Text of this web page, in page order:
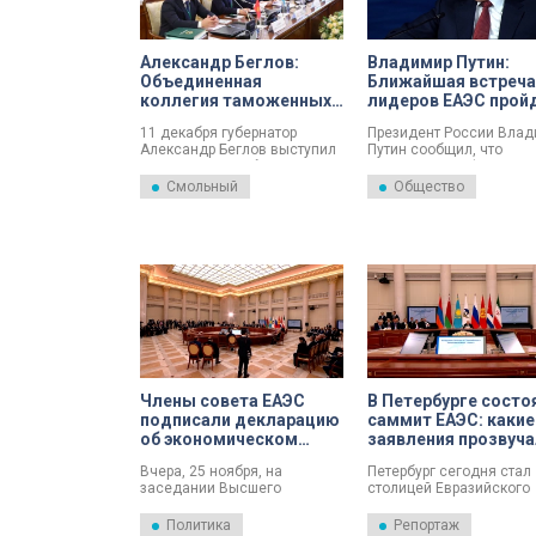
Александр Беглов:
Объединенная
коллегия таможенных
инструмент для
обеспечения
дальнейшей
евразийской
11 декабря губернатор
Александр Беглов выступил
на заседании Объединенной
коллегии таможенных служб
государств – членов
Смольном под
председательством
руководителя Федеральной
таможенной службы РФ
Валерия Пикалева с
участием руководителей
таможенных служб
Республики Армения,
Республики Беларусь,
Республики Казахстан и
Киргизской Республики.
Смольный
Владимир Путин:
Ближайшая встреча
лидеров ЕАЭС
Новым годом
Президент России
Путин сообщил, что
следующая
встреча глав государств
Евразийского
Общество
Члены совета ЕАЭС
подписали декларацию
об экономическом
Вчера, 25 ноября, на
заседании Высшего
экономического совета
Политика
В Петербурге
саммит ЕАЭС: какие
заявления
Петербург сегодня стал
столицей Евразийского
этом году саммит
Репортаж